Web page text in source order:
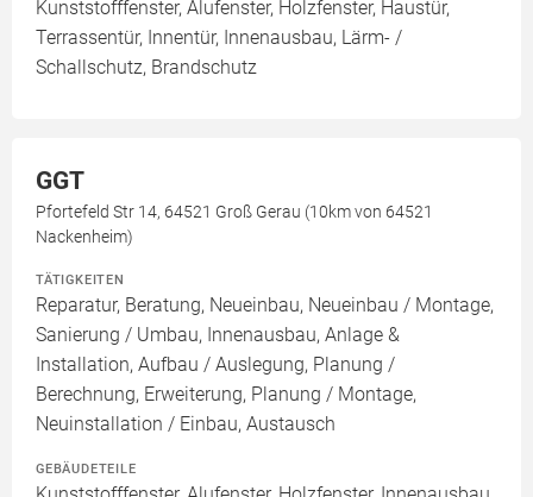
Kunststofffenster, Alufenster, Holzfenster, Haustür,
Terrassentür, Innentür, Innenausbau, Lärm- /
Schallschutz, Brandschutz
GGT
Pfortefeld Str 14, 64521 Groß Gerau (10km von 64521
Nackenheim)
TÄTIGKEITEN
Reparatur, Beratung, Neueinbau, Neueinbau / Montage,
Sanierung / Umbau, Innenausbau, Anlage &
Installation, Aufbau / Auslegung, Planung /
Berechnung, Erweiterung, Planung / Montage,
Neuinstallation / Einbau, Austausch
GEBÄUDETEILE